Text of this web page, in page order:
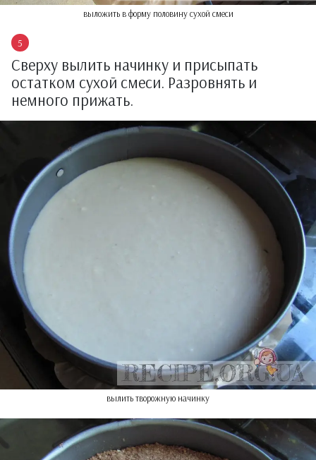
выложить в форму половину сухой смеси
Сверху вылить начинку и присыпать
остатком сухой смеси. Разровнять и
немного прижать.
вылить творожную начинку